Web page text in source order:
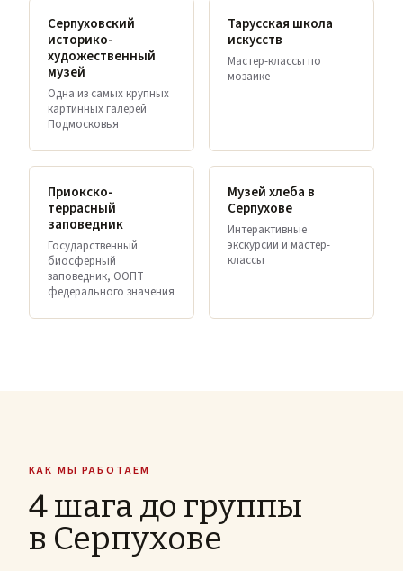
Серпуховский
историко-
художественный
музей
Одна из самых крупных
картинных галерей
Подмосковья
Тарусская школа
искусств
Мастер-классы по
мозаике
Приокско-
террасный
заповедник
Государственный
биосферный
заповедник, ООПТ
федерального значения
Музей хлеба в
Серпухове
Интерактивные
экскурсии и мастер-
классы
КАК МЫ РАБОТАЕМ
4 шага до группы
в Серпухове